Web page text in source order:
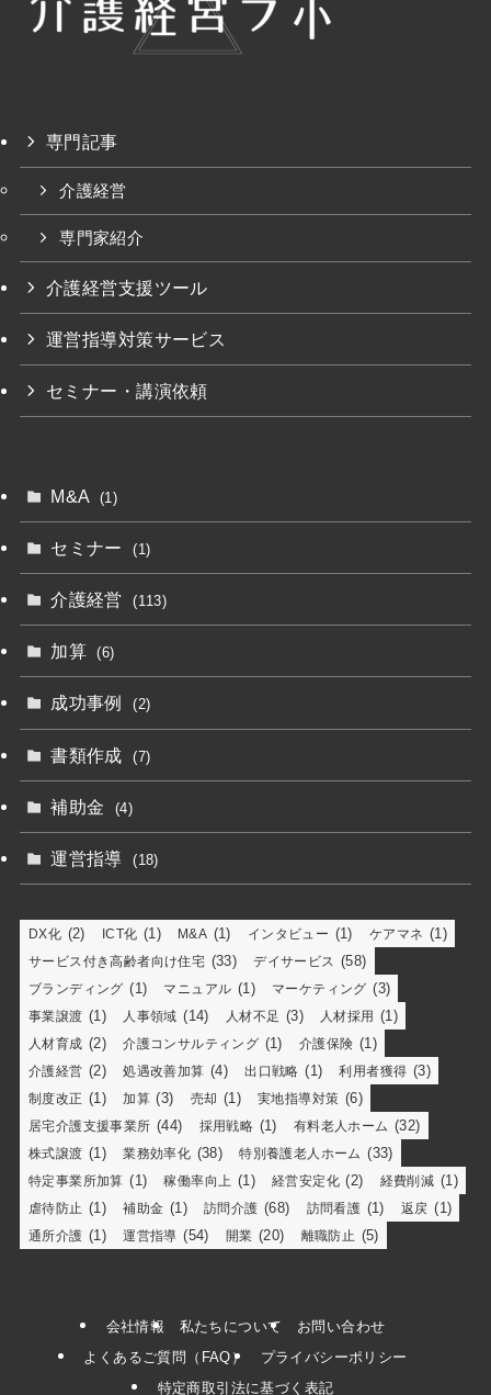
専門記事
介護経営
専門家紹介
介護経営支援ツール
運営指導対策サービス
セミナー・講演依頼
M&A (1)
セミナー (1)
介護経営 (113)
加算 (6)
成功事例 (2)
書類作成 (7)
補助金 (4)
運営指導 (18)
DX化 (2) ICT化 (1) M&A (1) インタビュー (1) ケアマネ (1)
サービス付き高齢者向け住宅 (33) デイサービス (58)
ブランディング (1) マニュアル (1) マーケティング (3)
事業譲渡 (1) 人事領域 (14) 人材不足 (3) 人材採用 (1)
人材育成 (2) 介護コンサルティング (1) 介護保険 (1)
介護経営 (2) 処遇改善加算 (4) 出口戦略 (1) 利用者獲得 (3)
制度改正 (1) 加算 (3) 売却 (1) 実地指導対策 (6)
居宅介護支援事業所 (44) 採用戦略 (1) 有料老人ホーム (32)
株式譲渡 (1) 業務効率化 (38) 特別養護老人ホーム (33)
特定事業所加算 (1) 稼働率向上 (1) 経営安定化 (2) 経費削減 (1)
虐待防止 (1) 補助金 (1) 訪問介護 (68) 訪問看護 (1) 返戻 (1)
通所介護 (1) 運営指導 (54) 開業 (20) 離職防止 (5)
会社情報 私たちについて
お問い合わせ
よくあるご質問（FAQ）
プライバシーポリシー
特定商取引法に基づく表記